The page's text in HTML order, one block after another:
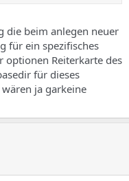
die beim anlegen neuer
für ein spezifisches
optionen Reiterkarte des
für dieses
ja garkeine